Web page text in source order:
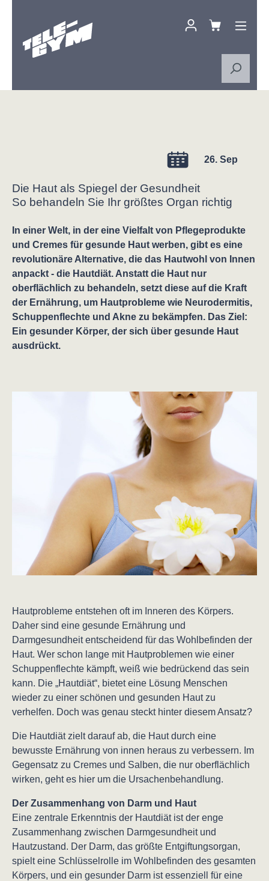
26. Sep
Die Haut als Spiegel der Gesundheit
So behandeln Sie Ihr größtes Organ richtig
In einer Welt, in der eine Vielfalt von Pflegeprodukte
und Cremes für gesunde Haut werben, gibt es eine
revolutionäre Alternative, die das Hautwohl von Innen
anpackt - die Hautdiät. Anstatt die Haut nur
oberflächlich zu behandeln, setzt diese auf die Kraft
der Ernährung, um Hautprobleme wie Neurodermitis,
Schuppenflechte und Akne zu bekämpfen. Das Ziel:
Ein gesunder Körper, der sich über gesunde Haut
ausdrückt.
Hautprobleme entstehen oft im Inneren des Körpers.
Daher sind eine gesunde Ernährung und
Darmgesundheit entscheidend für das Wohlbefinden der
Haut. Wer schon lange mit Hautproblemen wie einer
Schuppenflechte kämpft, weiß wie bedrückend das sein
kann. Die „Hautdiät“, bietet eine Lösung Menschen
wieder zu einer schönen und gesunden Haut zu
verhelfen. Doch was genau steckt hinter diesem Ansatz?
Die Hautdiät zielt darauf ab, die Haut durch eine
bewusste Ernährung von innen heraus zu verbessern. Im
Gegensatz zu Cremes und Salben, die nur oberflächlich
wirken, geht es hier um die Ursachenbehandlung.
Der Zusammenhang von Darm und Haut
Eine zentrale Erkenntnis der Hautdiät ist der enge
Zusammenhang zwischen Darmgesundheit und
Hautzustand. Der Darm, das größte Entgiftungsorgan,
spielt eine Schlüsselrolle im Wohlbefinden des gesamten
Körpers, und ein gesunder Darm ist essenziell für eine